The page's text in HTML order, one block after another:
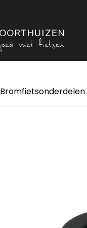
Bromfietsonderdelen